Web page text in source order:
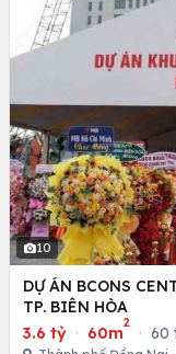
10
DỰ ÁN BCONS
TP. BIÊN HÒA
3.6 tỷ · 60m
2
· 60